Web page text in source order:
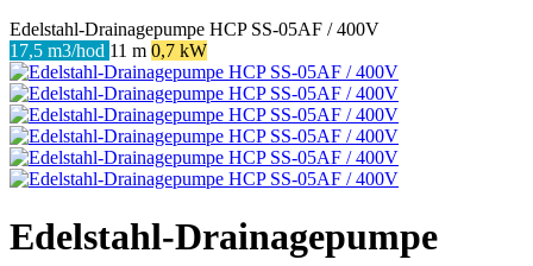
Edelstahl-Drainagepumpe HCP SS-05AF / 400V
17,5 m3/hod 11 m 0,7 kW
Edelstahl-Drainagepumpe